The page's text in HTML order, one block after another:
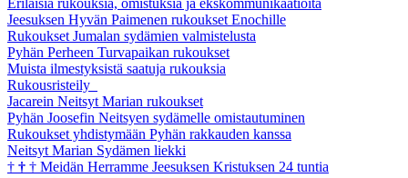
Jeesuksen Hyvän Paimenen rukoukset Enochille
Rukoukset Jumalan sydämien valmistelusta
Pyhän Perheen Turvapaikan rukoukset
Muista ilmestyksistä saatuja rukouksia
Rukousristeily
Jacarein Neitsyt Marian rukoukset
Pyhän Joosefin Neitsyen sydämelle omistautuminen
Rukoukset yhdistymään Pyhän rakkauden kanssa
Neitsyt Marian Sydämen liekki
† † † Meidän Herramme Jeesuksen Kristuksen 24 tuntia